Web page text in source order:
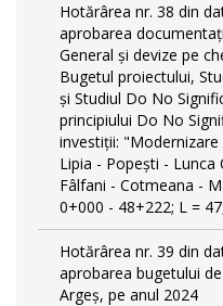
Hotărârea nr. 38 din
aprobarea
General și devize pe
Bugetul proiectului,
și Studiul Do No
principiului Do No
investiții: "Modernizare
Lipia - Popești - Lunca
Fâlfani - Cotmeana -
0+000 - 48+222; L =
Hotărârea nr. 39 din
aprobarea bugetului
Argeș, pe anul 2024